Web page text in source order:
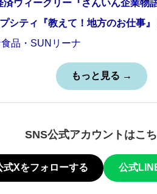
済ウィークリー『さんいん企業物語
シティ『教えて！地方のお仕事』
食品・SUNリーナ
もっと見る →
SNS公式アカウントはこち
式Xをフォローする 公式